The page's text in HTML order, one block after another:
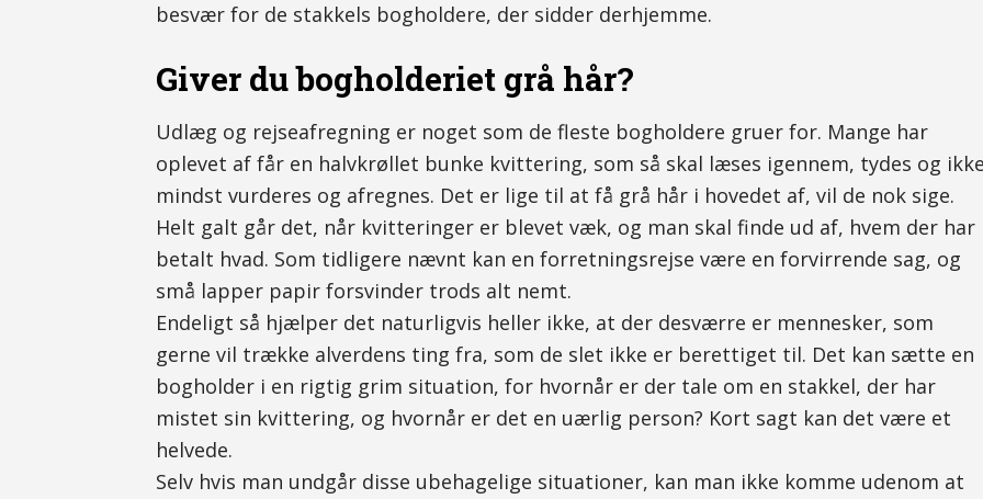
besvær for de stakkels bogholdere, der sidder derhjemme.
Giver du bogholderiet grå hår?
Udlæg og rejseafregning er noget som de fleste bogholdere gruer for. Mange har
oplevet af får en halvkrøllet bunke kvittering, som så skal læses igennem, tydes og ikke
mindst vurderes og afregnes. Det er lige til at få grå hår i hovedet af, vil de nok sige.
Helt galt går det, når kvitteringer er blevet væk, og man skal finde ud af, hvem der har
betalt hvad. Som tidligere nævnt kan en forretningsrejse være en forvirrende sag, og
små lapper papir forsvinder trods alt nemt.
Endeligt så hjælper det naturligvis heller ikke, at der desværre er mennesker, som
gerne vil trække alverdens ting fra, som de slet ikke er berettiget til. Det kan sætte en
bogholder i en rigtig grim situation, for hvornår er der tale om en stakkel, der har
mistet sin kvittering, og hvornår er det en uærlig person? Kort sagt kan det være et
helvede.
Selv hvis man undgår disse ubehagelige situationer, kan man ikke komme udenom at